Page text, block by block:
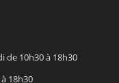
de 10h30 à 18h30
18h30